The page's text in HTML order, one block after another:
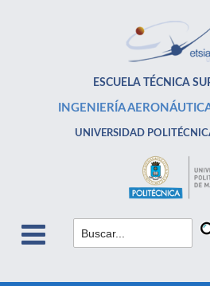
ESCUELA TÉCNICA
INGENIERÍA
UNIVERSIDAD